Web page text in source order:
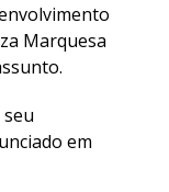
Marquesa
em